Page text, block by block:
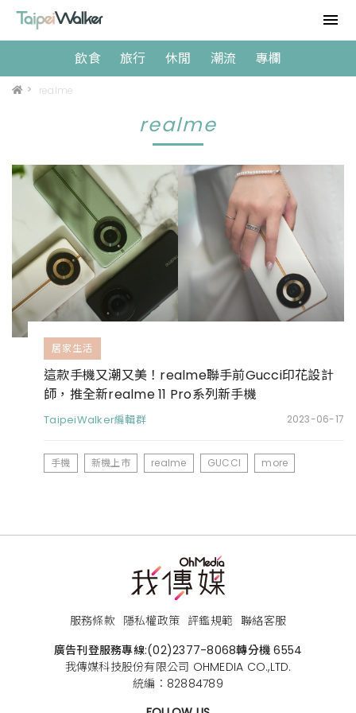
飲食 旅行 休閒 潮流 專欄
> realme
realme
居家生活
這款手機又潮又美！realme聯手前Gucci印花設計
師，推全新realme 11 Pro系列新手機
TaipeiWalker編輯群 2023-06-17
手機 新機上市 realme GUCCI more
服務條款 隱私權政策 評鑑規範 聯絡客服
廣告刊登服務專線:(02)2377-8068轉分機 6554
我傳媒科技股份有限公司 OHMEDIA CO.,LTD.
統編：82884789